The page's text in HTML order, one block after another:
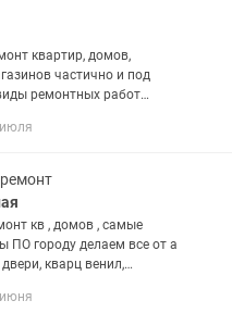
квартир, домов,
частично и под
ремонтных работ
в срок!!! Штукатурка
кв , домов , самые
ПО городу делаем все от а
кварц венил,